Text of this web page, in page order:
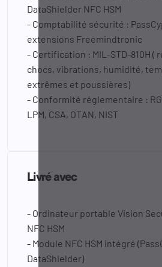
DataShielder NFC HSM
- Comptabilité sécurité :
extensions Freemindtronic
- Certification : MIL-STD-810H (
chocs, vibrations, humidité,
extrêmes et poussières)
- Conformité réglementaire :
LPM, CSA, OTAN, NIST
Livré avec
- Ordinateur portable Vision
NFC HSM
- Module NFC HSM intégré
DataShielder)